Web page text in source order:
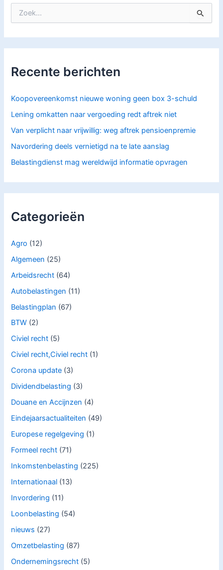
o
a
Recente berichten
Koopovereenkomst nieuwe woning geen box 3-schuld
Lening omkatten naar vergoeding redt aftrek niet
Van verplicht naar vrijwillig: weg aftrek pensioenpremie
Navordering deels vernietigd na te late aanslag
Belastingdienst mag wereldwijd informatie opvragen
Categorieën
Agro (12)
Algemeen (25)
Arbeidsrecht (64)
Autobelastingen (11)
Belastingplan (67)
BTW (2)
Civiel recht (5)
Civiel recht,Civiel recht (1)
Corona update (3)
Dividendbelasting (3)
Douane en Accijnzen (4)
Eindejaarsactualiteiten (49)
Europese regelgeving (1)
Formeel recht (71)
Inkomstenbelasting (225)
Internationaal (13)
Invordering (11)
Loonbelasting (54)
nieuws (27)
Omzetbelasting (87)
Ondernemingsrecht (5)